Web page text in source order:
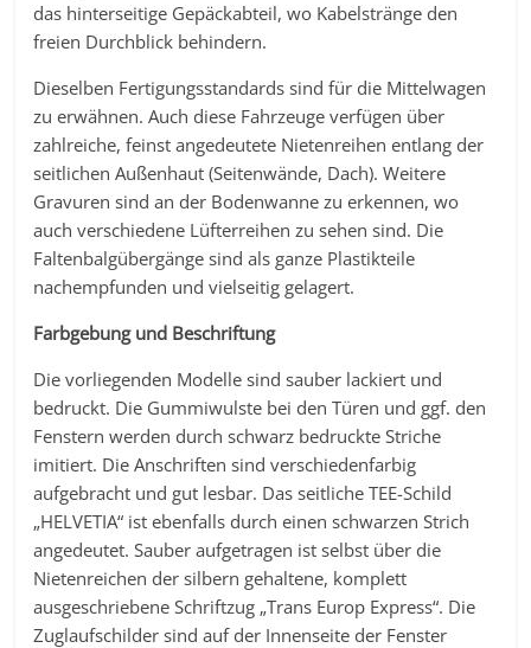
das hinterseitige Gepäckabteil, wo Kabelstränge den
freien Durchblick behindern.
Dieselben Fertigungsstandards sind für die Mittelwagen
zu erwähnen. Auch diese Fahrzeuge verfügen über
zahlreiche, feinst angedeutete Nietenreihen entlang der
seitlichen Außenhaut (Seitenwände, Dach). Weitere
Gravuren sind an der Bodenwanne zu erkennen, wo
auch verschiedene Lüfterreihen zu sehen sind. Die
Faltenbalgübergänge sind als ganze Plastikteile
nachempfunden und vielseitig gelagert.
Farbgebung und Beschriftung
Die vorliegenden Modelle sind sauber lackiert und
bedruckt. Die Gummiwulste bei den Türen und ggf. den
Fenstern werden durch schwarz bedruckte Striche
imitiert. Die Anschriften sind verschiedenfarbig
aufgebracht und gut lesbar. Das seitliche TEE-Schild
„HELVETIA“ ist ebenfalls durch einen schwarzen Strich
angedeutet. Sauber aufgetragen ist selbst über die
Nietenreichen der silbern gehaltene, komplett
ausgeschriebene Schriftzug „Trans Europ Express“. Die
Zuglaufschilder sind auf der Innenseite der Fenster